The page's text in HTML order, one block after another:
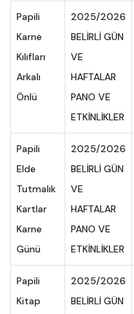
Papili
Karne
Kılıfları
Arkalı
Önlü
2025/2026
BELİRLİ GÜN
VE
HAFTALAR
PANO VE
ETKİNLİKLER
Papili
Elde
Tutmalık
Kartlar
Karne
Günü
2025/2026
BELİRLİ GÜN
VE
HAFTALAR
PANO VE
ETKİNLİKLER
Papili
Kitap
2025/2026
BELİRLİ GÜN